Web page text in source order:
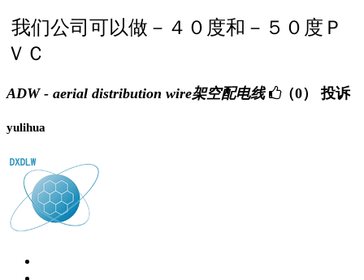
我们公司可以做－４０度和－５０度Ｐ
ＶＣ
ADW - aerial distribution wire架空配电线 （0） 投诉
yulihua